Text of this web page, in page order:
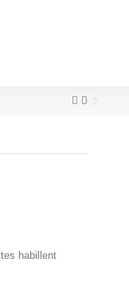
habillent